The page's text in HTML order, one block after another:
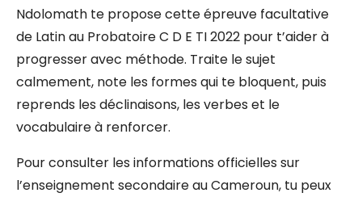
Ndolomath te propose cette épreuve facultative
de Latin au Probatoire C D E TI 2022 pour t’aider à
progresser avec méthode. Traite le sujet
calmement, note les formes qui te bloquent, puis
reprends les déclinaisons, les verbes et le
vocabulaire à renforcer.
Pour consulter les informations officielles sur
l’enseignement secondaire au Cameroun, tu peux